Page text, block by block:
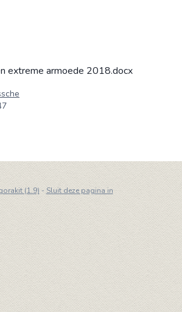
extreme armoede 2018.docx
(1.9) - Sluit deze pagina in